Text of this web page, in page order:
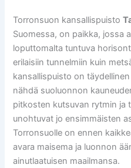
Torronsuon kansallispuisto
Suomessa, on paikka, jossa
loputtomalta tuntuva
erilaisiin tunnelmiin kuin
kansallispuisto on
nähdä suoluonnon
pitkosten kutsuvan rytmin ja
unohtuvat jo ensimmäisten
Torronsuolle on ennen
avara maisema ja luonnon
ainutlaatuisen maailmansa.